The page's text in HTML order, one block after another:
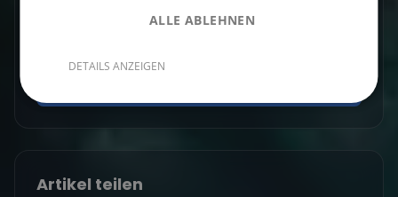
Artikel teilen
ALLE ABLEHNEN
DETAILS ANZEIGEN